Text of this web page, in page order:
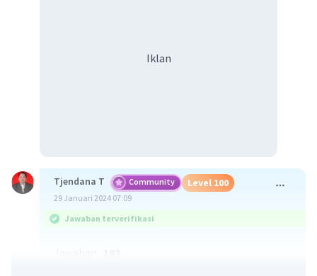
Iklan
Tjendana T Community Level 100
29 Januari 2024 07:09
Jawaban terverifikasi